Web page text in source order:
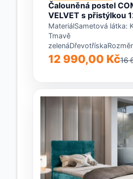
Čalouněná postel
VELVET s přistýlkou
cm tmavě zelená
MateriálSametová látka:
Tmavě
cmDélka: 216 cmVýška
95 cmVýška čela u
12 990,00 Kč16